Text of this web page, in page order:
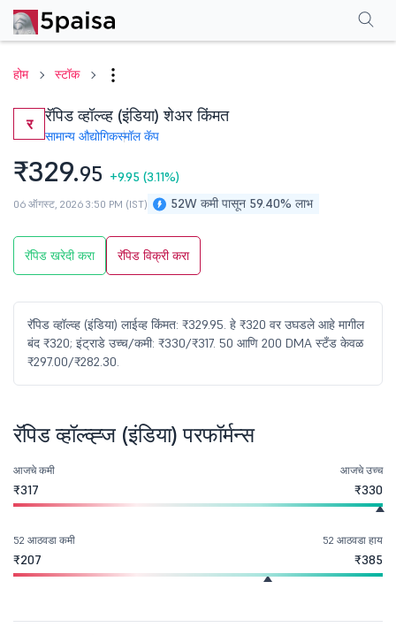
होम स्टॉक
र रॅपिड व्हॉल्व्ह (इंडिया) शेअर किंमत
सामान्य औद्योगिकस्मॉल कॅप
₹329.95 +9.95 (3.11%)
52W कमी पासून 59.40% लाभ
06 ऑगस्ट, 2026 3:50 PM (IST)
रॅपिड खरेदी करा रॅपिड विक्री करा
रॅपिड व्हॉल्व्ह (इंडिया) लाईव्ह किंमत: ₹329.95. हे ₹320 वर उघडले आहे मागील
बंद ₹320; इंट्राडे उच्च/कमी: ₹330/₹317. 50 आणि 200 DMA स्टँड केवळ
₹297.00/₹282.30.
परफॉर्मन्सफायनान्शियल्स एफएक्यू
रॅपिड व्हॉल्व्ह्ज (इंडिया) परफॉर्मन्स
आजचे कमी
₹317
आजचे उच्च
₹330
52 आठवडा कमी
₹207
52 आठवडा हाय
₹385